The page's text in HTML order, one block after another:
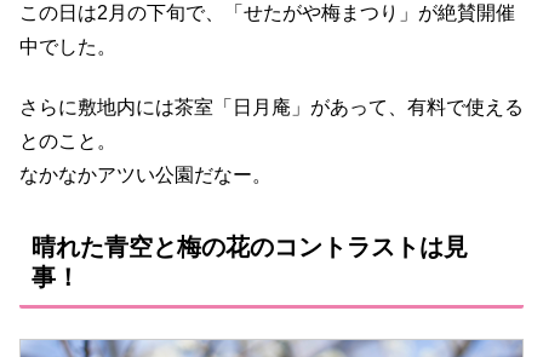
この日は2月の下旬で、「せたがや梅まつり」が絶賛開催
中でした。
さらに敷地内には茶室「日月庵」があって、有料で使える
とのこと。
なかなかアツい公園だなー。
晴れた青空と梅の花のコントラストは見
事！